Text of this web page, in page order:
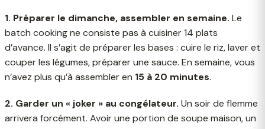
1. Préparer le dimanche, assembler en semaine. Le
batch cooking ne consiste pas à cuisiner 14 plats
d’avance. Il s’agit de préparer les bases : cuire le riz, laver et
couper les légumes, préparer une sauce. En semaine, vous
n’avez plus qu’à assembler en 15 à 20 minutes.
2. Garder un « joker » au congélateur. Un soir de flemme
arrivera forcément. Avoir une portion de soupe maison, un